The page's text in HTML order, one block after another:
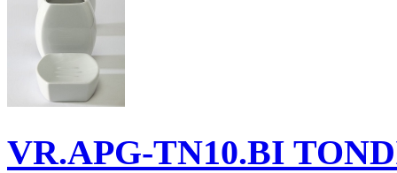
VR.APG-TN10.BI